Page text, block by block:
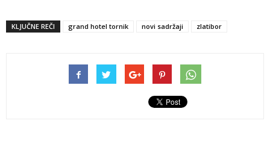
KLJUČNE REČI grand hotel tornik novi sadržaji zlatibor